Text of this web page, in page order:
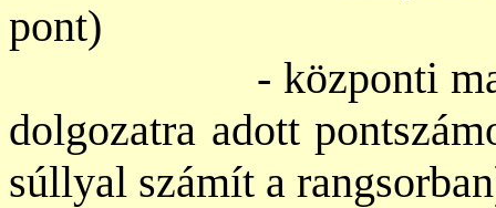
pont)
- központi magyar
dolgozatra adott
súllyal számít a